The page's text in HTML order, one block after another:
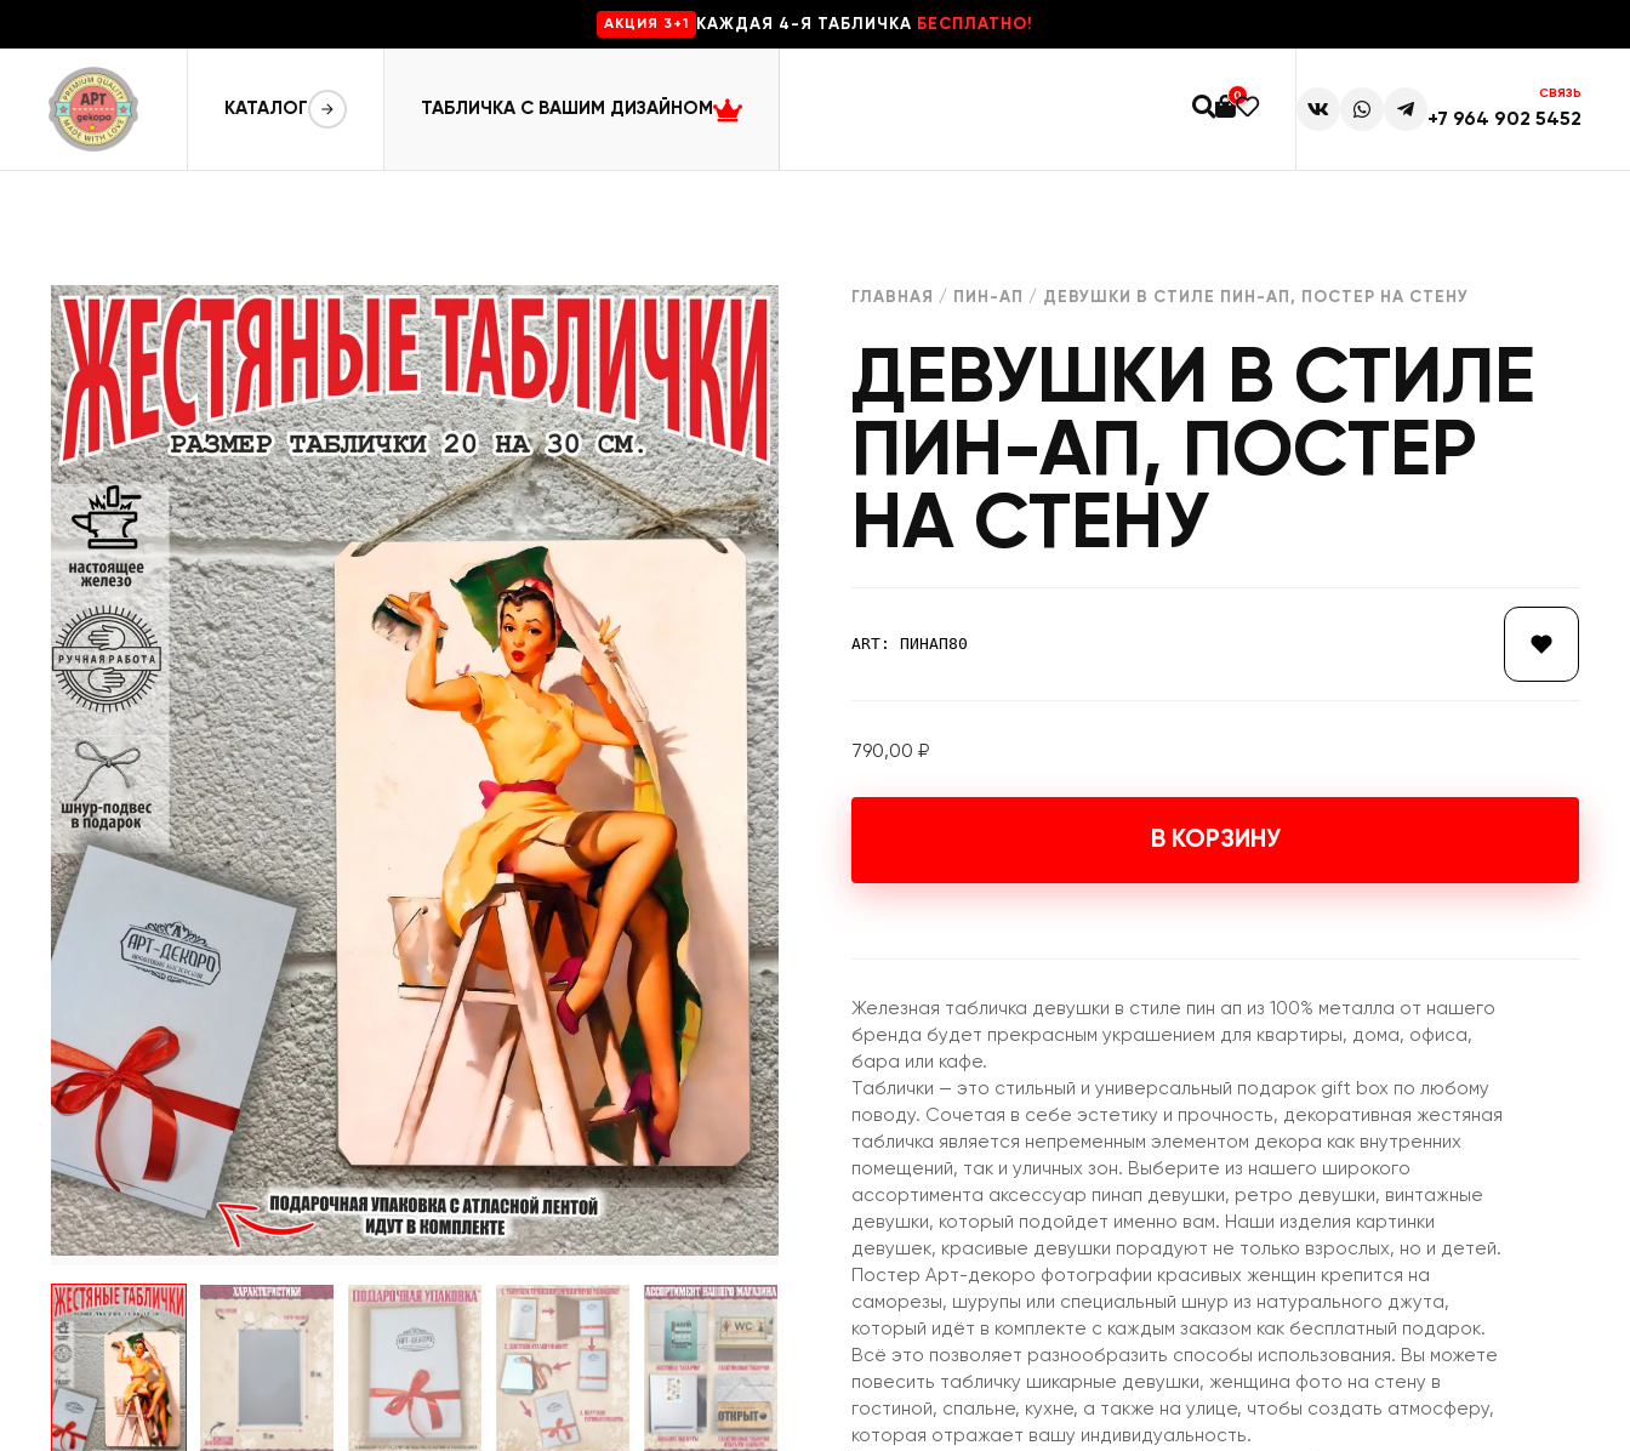
AKЦИЯ 3+1 КАЖДАЯ 4-Я ТАБЛИЧКА БЕСПЛАТНО!
КАТАЛОГ ТАБЛИЧКА С ВАШИМ ДИЗАЙНОМ
0 СВЯЗЬ
+7 964 902 5452
ГЛАВНАЯ / ПИН-АП / ДЕВУШКИ В СТИЛЕ ПИН-АП, ПОСТЕР НА СТЕНУ
ДЕВУШКИ В СТИЛЕ
ПИН-АП, ПОСТЕР
НА СТЕНУ
ART: ПИНАП80
790,00 ₽
В КОРЗИНУ
Железная табличка девушки в стиле пин ап из 100% металла от нашего
бренда будет прекрасным украшением для квартиры, дома, офиса,
бара или кафе.
Таблички — это стильный и универсальный подарок gift box по любому
поводу. Сочетая в себе эстетику и прочность, декоративная жестяная
табличка является непременным элементом декора как внутренних
помещений, так и уличных зон. Выберите из нашего широкого
ассортимента аксессуар пинап девушки, ретро девушки, винтажные
девушки, который подойдет именно вам. Наши изделия картинки
девушек, красивые девушки порадуют не только взрослых, но и детей.
Постер Арт-декоро фотографии красивых женщин крепится на
саморезы, шурупы или специальный шнур из натурального джута,
который идёт в комплекте с каждым заказом как бесплатный подарок.
Всё это позволяет разнообразить способы использования. Вы можете
повесить табличку шикарные девушки, женщина фото на стену в
гостиной, спальне, кухне, а также на улице, чтобы создать атмосферу,
которая отражает вашу индивидуальность.